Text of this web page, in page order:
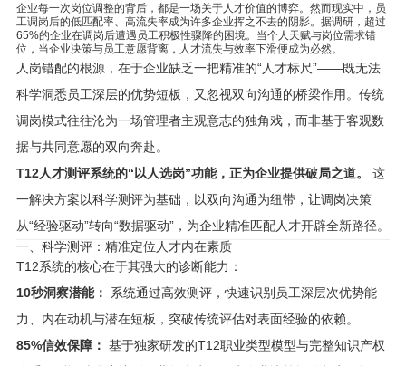
企业每一次岗位调整的背后，都是一场关于人才价值的博弈。然而现实中，员
工调岗后的低匹配率、高流失率成为许多企业挥之不去的阴影。据调研，超过
65%的企业在调岗后遭遇员工积极性骤降的困境。当个人天赋与岗位需求错
位，当企业决策与员工意愿背离，人才流失与效率下滑便成为必然。
人岗错配的根源，在于企业缺乏一把精准的“人才标尺”——既无法
科学洞悉员工深层的优势短板，又忽视双向沟通的桥梁作用。传统
调岗模式往往沦为一场管理者主观意志的独角戏，而非基于客观数
据与共同意愿的双向奔赴。
T12人才测评系统的“以人选岗”功能，正为企业提供破局之道。
这
一解决方案以科学测评为基础，以双向沟通为纽带，让调岗决策
从“经验驱动”转向“数据驱动”，为企业精准匹配人才开辟全新路径。
一、科学测评：精准定位人才内在素质
T12系统的核心在于其强大的诊断能力：
10秒洞察潜能：
系统通过高效测评，快速识别员工深层次优势能
力、内在动机与潜在短板，突破传统评估对表面经验的依赖。
85%信效保障： 基于独家研发的T12职业类型模型与完整知识产权